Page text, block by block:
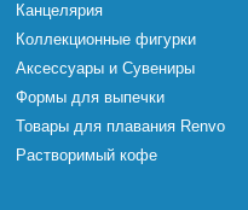
Канцелярия
Коллекционные фигурки
Аксессуары и Сувениры
Формы для выпечки
Товары для плавания Renvo
Растворимый кофе